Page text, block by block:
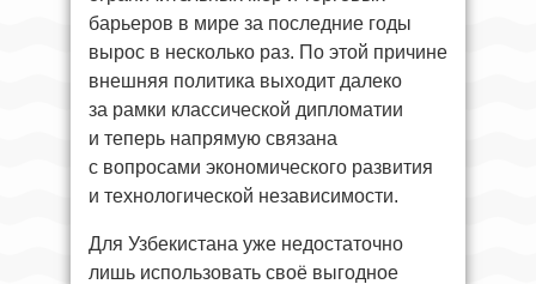
барьеров в мире за последние годы
вырос в несколько раз. По этой причине
внешняя политика выходит далеко
за рамки классической дипломатии
и теперь напрямую связана
с вопросами экономического развития
и технологической независимости.
Для Узбекистана уже недостаточно
лишь использовать своё выгодное